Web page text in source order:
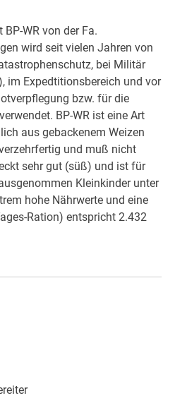
WR von der Fa.
wird seit vielen Jahren von
bei Militär
im Expedtitionsbereich und vor
bzw. für die
BP-WR ist eine Art
aus gebackenem Weizen
und muß nicht
sehr gut (süß) und ist für
Kleinkinder unter
hohe Nährwerte und eine
Ration) entspricht 2.432